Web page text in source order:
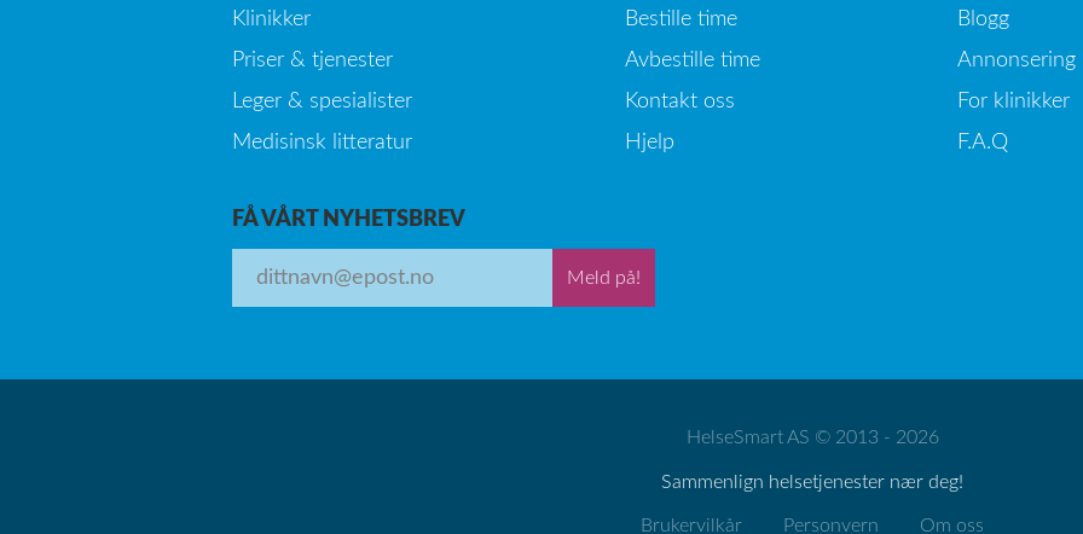
Klinikker
Priser & tjenester
Leger & spesialister
Medisinsk litteratur
Bestille time
Avbestille time
Kontakt oss
Hjelp
Blogg
Annonsering
For klinikker
F.A.Q
FÅ VÅRT NYHETSBREV
Meld på!
HelseSmart AS © 2013 - 2026
Sammenlign helsetjenester nær deg!
Brukervilkår Personvern Om oss